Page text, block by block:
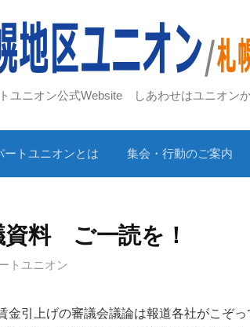
ユニオン公式Website しあわせはユニオン
ートユニオンとは 集会・行動のご案内
資料 ご一読を！
トユニオン
金引上げの審議会議論は報道各社がこぞっ